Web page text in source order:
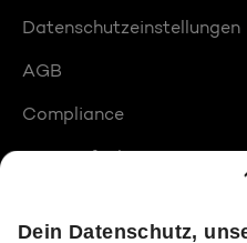
Datenschutzeinstellungen
AGB
Compliance
Barrierefreiheit